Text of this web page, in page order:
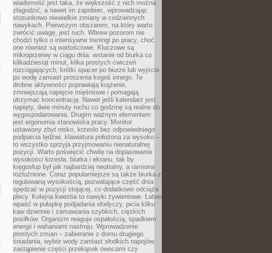
wiadomość jest taka, że większość z nich można
złagodzić, a nawet im zapobiec, wprowadzając
stosunkowo niewielkie zmiany w codziennych
nawykach. Pierwszym obszarem, na który warto
zwrócić uwagę, jest ruch. Wbrew pozorom nie
chodzi tylko o intensywne treningi po pracy, choć
one również są wartościowe. Kluczowe są
mikroprzerwy w ciągu dnia: wstanie od biurka co
kilkadziesiąt minut, kilka prostych ćwiczeń
rozciągających, krótki spacer po biurze lub wyjście
po wodę zamiast proszenia kogoś innego. Te
drobne aktywności poprawiają krążenie,
zmniejszają napięcie mięśniowe i pomagają
utrzymać koncentrację. Nawet jeśli kalendarz jest
napięty, dwie minuty ruchu co godzinę są realne do
wygospodarowania. Drugim ważnym elementem
jest ergonomia stanowiska pracy. Monitor
ustawiony zbyt nisko, krzesło bez odpowiedniego
podparcia lędźwi, klawiatura położona za wysoko –
to wszystko sprzyja przyjmowaniu nienaturalnej
pozycji. Warto poświęcić chwilę na dopasowanie
wysokości krzesła, biurka i ekranu, tak by
kręgosłup był jak najbardziej neutralny, a ramiona
rozluźnione. Coraz popularniejsze są także biurka z
regulowaną wysokością, pozwalające część dnia
spędzać w pozycji stojącej, co dodatkowo odciąża
plecy. Kolejna kwestia to nawyki żywieniowe. Łatwo
wpaść w pułapkę podjadania słodyczy, picia kilku
kaw dziennie i zamawiania szybkich, ciężkich
posiłków. Organizm reaguje ospałością, spadkiem
energii i wahaniami nastroju. Wprowadzenie
prostych zmian – zabieranie z domu drugiego
śniadania, wybór wody zamiast słodkich napojów,
zastąpienie części przekąsek owocami czy